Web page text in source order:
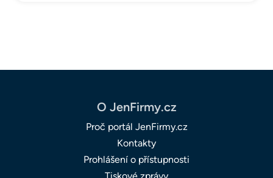
O JenFirmy.cz
Proč portál JenFirmy.cz
Kontakty
Prohlášení o přístupnosti